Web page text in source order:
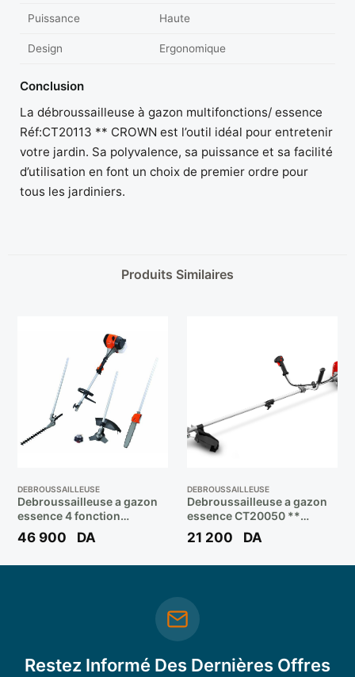
Puissance Haute
Design Ergonomique
Conclusion
La débroussailleuse à gazon multifonctions/ essence
Réf:CT20113 ** CROWN est l’outil idéal pour entretenir
votre jardin. Sa polyvalence, sa puissance et sa facilité
d’utilisation en font un choix de premier ordre pour
tous les jardiniers.
Produits Similaires
DEBROUSSAILLEUSE
Debroussailleuse a gazon
essence 4 fonction
(fil+disque+scie a
chaine+taille haie ) Réf:
46 900 DA
DEBROUSSAILLEUSE
Debroussailleuse a gazon
essence CT20050 **
CROWN
21 200 DA
Restez Informé Des Dernières Offres